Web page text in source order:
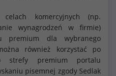
komercyjnych (np.
wynagrodzeń w firmie)
premium dla wybranego
również korzystać po
strefy premium portalu
pisemnej zgody Sedlak